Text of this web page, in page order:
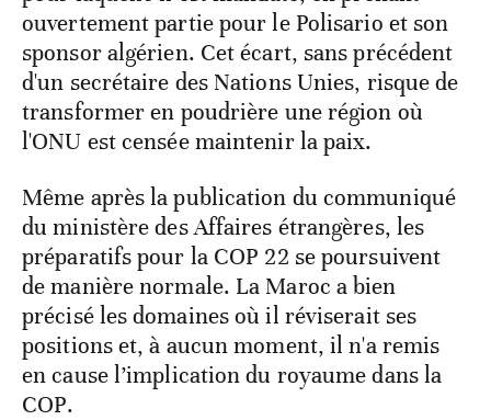
ouvertement partie pour le Polisario et son
sponsor algérien. Cet écart, sans précédent
d'un secrétaire des Nations Unies, risque de
transformer en poudrière une région où
l'ONU est censée maintenir la paix.
Même après la publication du communiqué
du ministère des Affaires étrangères, les
préparatifs pour la COP 22 se poursuivent
de manière normale. La Maroc a bien
précisé les domaines où il réviserait ses
positions et, à aucun moment, il n'a remis
en cause l’implication du royaume dans la
COP.